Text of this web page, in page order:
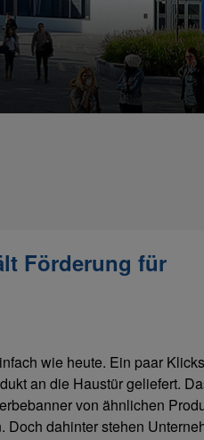
Förderung für
wie heute. Ein paar
an die Haustür geliefert.
von ähnlichen
dahinter stehen